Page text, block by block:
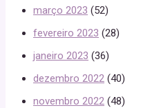
março 2023 (52)
fevereiro 2023 (28)
janeiro 2023 (36)
dezembro 2022 (40)
novembro 2022 (48)